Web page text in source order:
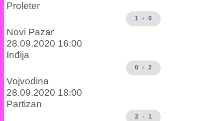
Proleter
1 - 0
Novi Pazar
28.09.2020 16:00
Inđija
0 - 2
Vojvodina
28.09.2020 18:00
Partizan
2 - 1